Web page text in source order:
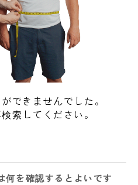
できませんでした。
索してください。
何を確認するとよいです